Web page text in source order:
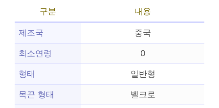
구분 내용
제조국 중국
최소연령 0
형태 일반형
목끈 형태 벨크로